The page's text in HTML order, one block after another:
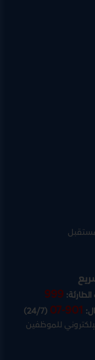
999
07-901
(24/7)
للموظفين